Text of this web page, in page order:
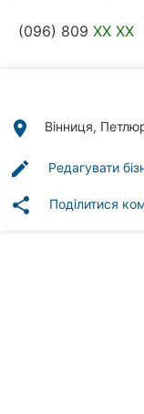
клініки
Автошколи
(096) 809 XX XX
place Вінниця,
edit Редагувати
share Поділитися